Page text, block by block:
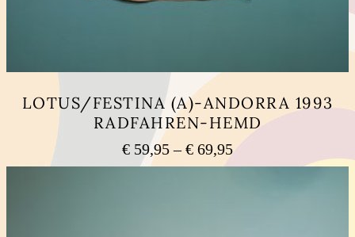
LOTUS/FESTINA (A)-ANDORRA 1993
RADFAHREN-HEMD
€ 59,95 –€ 69,95Preisspanne:
€ 59,95